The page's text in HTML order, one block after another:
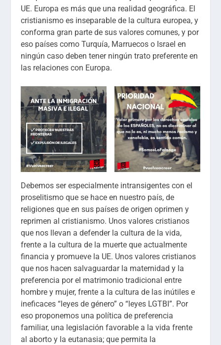
UE. Europa es más que una realidad geográfica. El
cristianismo es inseparable de la cultura europea, y
conforma gran parte de sus valores comunes, y por
eso países como Turquía, Marruecos o Israel en
ningún caso deben tener ningún trato preferente en
las relaciones con Europa.
Debemos ser especialmente intransigentes con el
proselitismo que se hace en nuestro país, de
religiones que en sus países de origen oprimen y
reprimen al cristianismo. Unos valores cristianos
que nos llevan a defender la cultura de la vida,
frente a la cultura de la muerte que actualmente
financia y promueve la UE. Unos valores cristianos
que nos hacen salvaguardar la maternidad y la
preferencia por el matrimonio tradicional entre
hombre y mujer, frente a la cultura de las inútiles e
ineficaces “leyes de género” o “leyes LGTBI”. Por
eso proponemos una política de preferencia
familiar, una legislación favorable a la vida frente
al aborto y la eutanasia; que permita la